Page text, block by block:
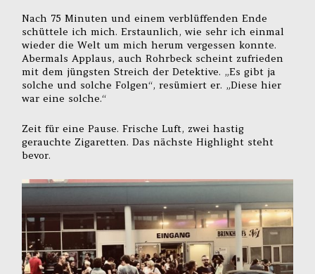
Nach 75 Minuten und einem verblüffenden Ende
schüttele ich mich. Erstaunlich, wie sehr ich einmal
wieder die Welt um mich herum vergessen konnte.
Abermals Applaus, auch Rohrbeck scheint zufrieden
mit dem jüngsten Streich der Detektive. „Es gibt ja
solche und solche Folgen“, resümiert er. „Diese hier
war eine solche.“
Zeit für eine Pause. Frische Luft, zwei hastig
gerauchte Zigaretten. Das nächste Highlight steht
bevor.